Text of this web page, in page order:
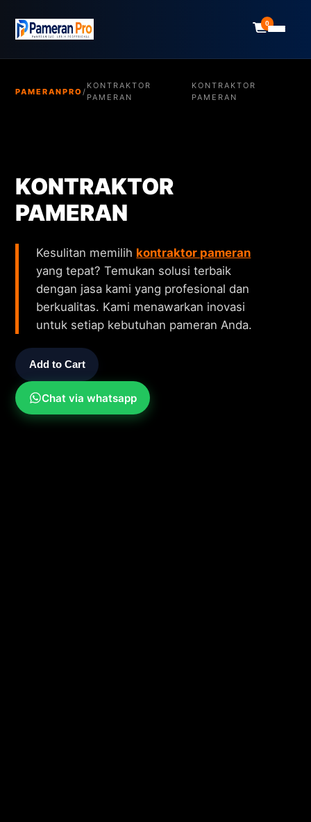
0
PAMERANPRO /
KONTRAKTOR
PAMERAN
KONTRAKTOR
PAMERAN
KONTRAKTOR
PAMERAN
Kesulitan memilih kontraktor pameran
yang tepat? Temukan solusi terbaik
dengan jasa kami yang profesional dan
berkualitas. Kami menawarkan inovasi
untuk setiap kebutuhan pameran Anda.
Add to Cart
Chat via whatsapp